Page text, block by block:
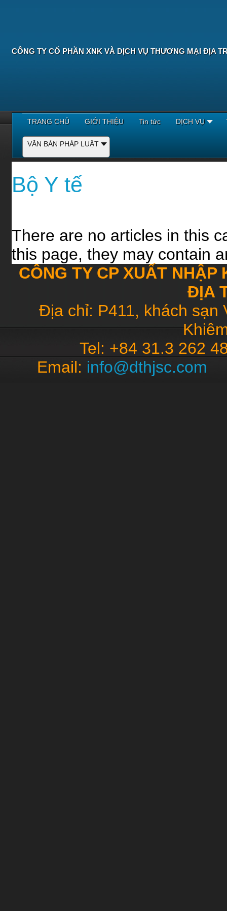
CÔNG TY CỔ PHẦN XNK VÀ DỊCH VỤ THƯƠNG MẠI ĐỊA
TRANG CHỦ GIỚI THIỆU Tin tức DỊCH VỤ
VĂN BẢN PHÁP LUẬT
Bộ Y tế
There are no articles in this
this page, they may contain
CÔNG TY CP XUẤT
ĐỊA
Địa chỉ: P411, khách sạn
Tel: +84 31.3 262
Email: